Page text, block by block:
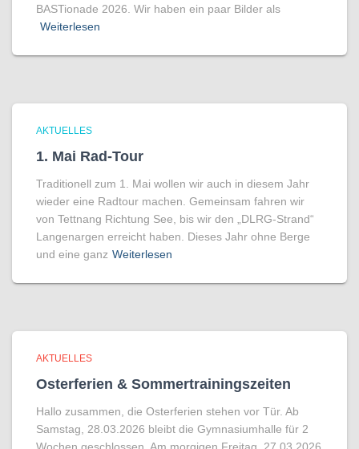
BASTionade 2026. Wir haben ein paar Bilder als
Weiterlesen
AKTUELLES
1. Mai Rad-Tour
Traditionell zum 1. Mai wollen wir auch in diesem Jahr
wieder eine Radtour machen. Gemeinsam fahren wir
von Tettnang Richtung See, bis wir den „DLRG-Strand“
Langenargen erreicht haben. Dieses Jahr ohne Berge
und eine ganz Weiterlesen
AKTUELLES
Osterferien & Sommertrainingszeiten
Hallo zusammen, die Osterferien stehen vor Tür. Ab
Samstag, 28.03.2026 bleibt die Gymnasiumhalle für 2